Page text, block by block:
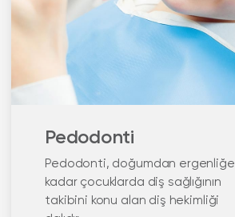
Pedodonti
Pedodonti, doğumdan ergenliğe
kadar çocuklarda diş sağlığının
takibini konu alan diş hekimliği